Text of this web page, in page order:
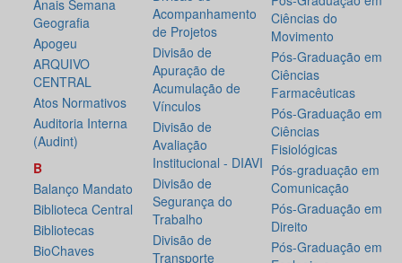
Anais Semana
Geografia
Apogeu
ARQUIVO
CENTRAL
Atos Normativos
Auditoria Interna
(Audint)
B
Balanço Mandato
Biblioteca Central
Bibliotecas
BioChaves
Acompanhamento
de Projetos
Divisão de
Apuração de
Acumulação de
Vínculos
Divisão de
Avaliação
Institucional - DIAVI
Divisão de
Segurança do
Trabalho
Divisão de
Transporte
Ciências do
Movimento
Pós-Graduação em
Ciências
Farmacêuticas
Pós-Graduação em
Ciências
Fisiológicas
Pós-graduação em
Comunicação
Pós-Graduação em
Direito
Pós-Graduação em